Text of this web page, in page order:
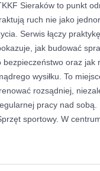
Sieraków to punkt
ruch nie jako
Serwis łączy
jak budować
bezpieczeństwo oraz jak
wysiłku. To
rozsądniej,
pracy nad
sportowy. W